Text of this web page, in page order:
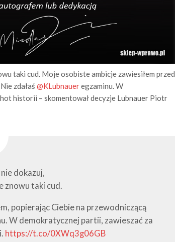
taki cud. Moje osobiste ambicje zawiesiłem przed
Nie zdałaś @KLubnaueregzaminu. W
historii – skomentował decyzje Lubnauer Piotr
dokazuj,
znowu taki cud.
popierając Ciebie na przewodniczącą
W demokratycznej partii, zawieszać za
https://t.co/0XWq3g06GB